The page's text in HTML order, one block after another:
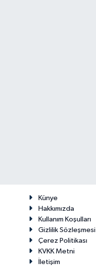
Künye
Hakkımızda
Kullanım Koşulları
Gizlilik Sözleşmesi
Çerez Politikası
KVKK Metni
İletişim